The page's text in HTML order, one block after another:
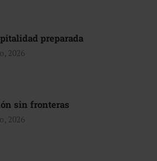
preparada
2026
sin fronteras
2026